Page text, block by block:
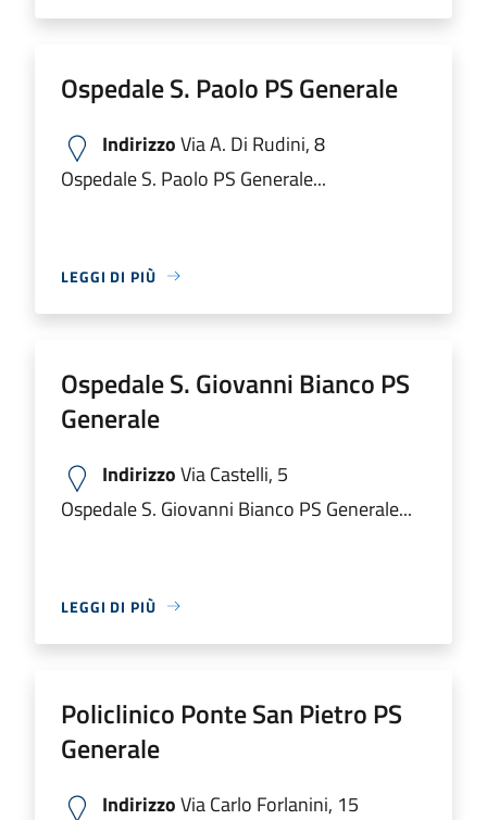
Ospedale S. Paolo PS Generale
IndirizzoVia A. Di Rudini, 8
Ospedale S. Paolo PS Generale...
LEGGI DI PIÙ
Ospedale S. Giovanni Bianco PS
Generale
IndirizzoVia Castelli, 5
Ospedale S. Giovanni Bianco PS Generale...
LEGGI DI PIÙ
Policlinico Ponte San Pietro PS
Generale
IndirizzoVia Carlo Forlanini, 15